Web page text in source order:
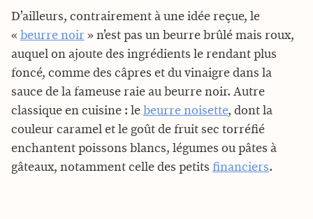
D’ailleurs, contrairement à une idée reçue, le
« beurre noir » n’est pas un beurre brûlé mais roux,
auquel on ajoute des ingrédients le rendant plus
foncé, comme des câpres et du vinaigre dans la
sauce de la fameuse raie au beurre noir. Autre
classique en cuisine : le beurre noisette, dont la
couleur caramel et le goût de fruit sec torréfié
enchantent poissons blancs, légumes ou pâtes à
gâteaux, notamment celle des petits financiers.